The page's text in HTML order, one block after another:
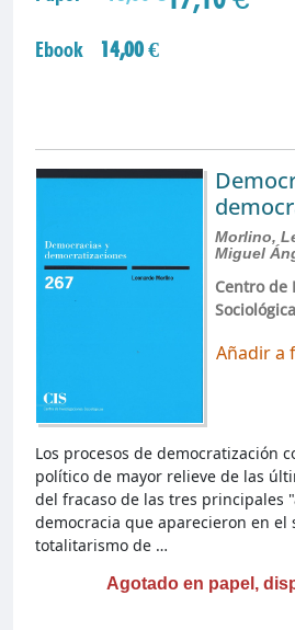
Ebook 14,00 €
Morlino,
Miguel
Centro de
Añadir a
Agotado en papel,
Los procesos de democratización
político de mayor relieve de las
del fracaso de las tres principales
democracia que aparecieron en el
totalitarismo de …